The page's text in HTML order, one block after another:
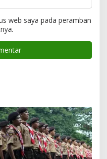
web saya pada peramban